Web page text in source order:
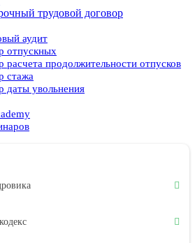
трудовой договор
аудит
отпускных
расчета продолжительности отпусков
стажа
даты увольнения